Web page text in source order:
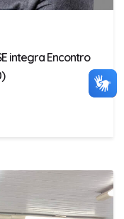
integra Encontro